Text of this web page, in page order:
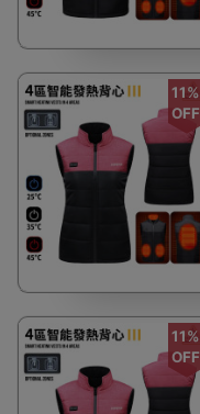
11%
OFF
11%
OFF